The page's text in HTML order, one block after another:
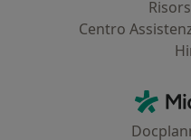
Centro